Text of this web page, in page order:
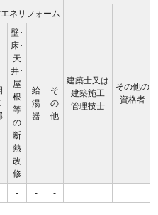
ネリフォーム
建築士又は
建築施工
管理技士
その他の
資格者
壁･
床･
天
井･
屋
根
等
の
断
熱
改
修
給
湯
器
そ
の
他
- - -